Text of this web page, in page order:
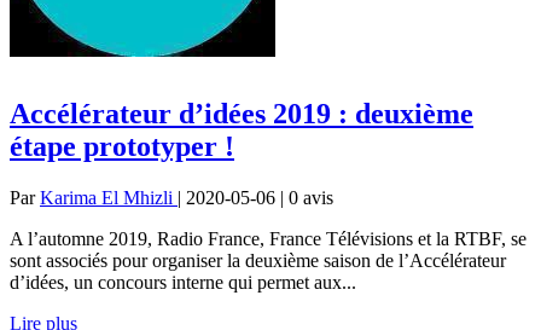
Accélérateur d’idées 2019 : deuxième
étape prototyper !
ParKarima El Mhizli | 2020-05-06 | 0 avis
A l’automne 2019, Radio France, France Télévisions et la RTBF, se
sont associés pour organiser la deuxième saison de l’Accélérateur
d’idées, un concours interne qui permet aux...
Lire plus